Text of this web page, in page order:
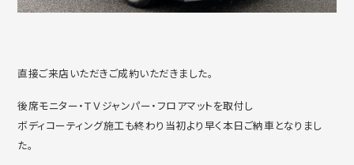
直接ご来店いただきご成約いただきました。
後席モニター・ＴＶジャンパー・フロアマットを取付し
ボディコーティング施工も終わり当初より早く本日ご納車となりまし
た。